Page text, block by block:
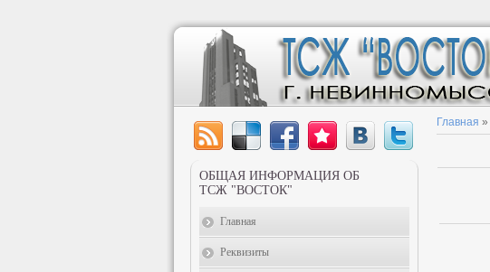
Главная »
ОБЩАЯ ИНФОРМАЦИЯ ОБ
ТСЖ "ВОСТОК"
Главная
Реквизиты